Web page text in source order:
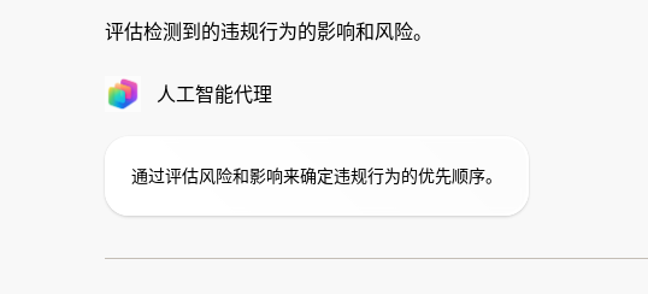
评估检测到的违规行为的影响和风险。
人工智能代理
通过评估风险和影响来确定违规行为的优先顺序。